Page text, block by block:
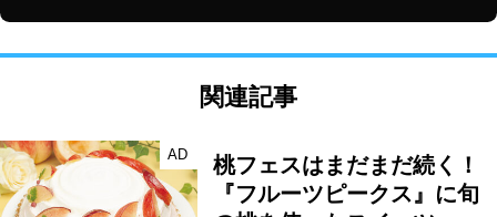
関連記事
AD
桃フェスはまだまだ続く！
『フルーツピークス』に旬